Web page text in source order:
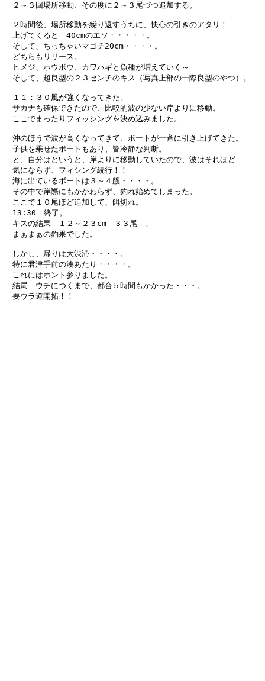
２～３回場所移動、その度に２～３尾づつ追加する。
２時間後、場所移動を繰り返すうちに、快心の引きのアタリ！
上げてくると　40cmのエソ・・・・・。
そして、ちっちゃいマゴチ20cm・・・・。
どちらもリリース。
ヒメジ、ホウボウ、カワハギと魚種が増えていく～
そして、超良型の２３センチのキス（写真上部の一際良型のやつ）。
１１：３０風が強くなってきた。
サカナも確保できたので、比較的波の少ない岸よりに移動。
ここでまったりフィッシングを決め込みました。
沖のほうで波が高くなってきて、ボートが一斉に引き上げてきた。
子供を乗せたボートもあり、皆冷静な判断。
と、自分はというと、岸よりに移動していたので、波はそれほど
気にならず、フィシング続行！！
海に出ているボートは３～４艘・・・・。
その中で岸際にもかかわらず、釣れ始めてしまった。
ここで１０尾ほど追加して、餌切れ。
13:30　終了。
キスの結果　１２～２３cm　３３尾　。
まぁまぁの釣果でした。
しかし、帰りは大渋滞・・・・。
特に君津手前の湊あたり・・・・。
これにはホント参りました。
結局　ウチにつくまで、都合５時間もかかった・・・。
要ウラ道開拓！！